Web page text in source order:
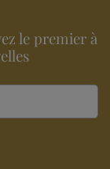
le premier à